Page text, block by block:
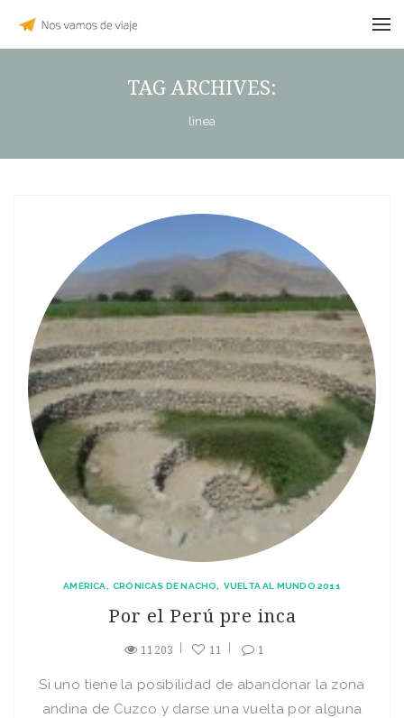
TAG ARCHIVES:
linea
AMÉRICA CRÓNICAS DE NACHO VUELTA AL MUNDO 2011
Por el Perú pre inca
11203 11 1
Si uno tiene la posibilidad de abandonar la zona
andina de Cuzco y darse una vuelta por alguna